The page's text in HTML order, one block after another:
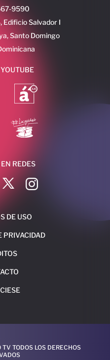
9590
Edificio Salvador I
Santo Domingo
REDES
DE USO
PRIVACIDAD
TODOS LOS DERECHOS